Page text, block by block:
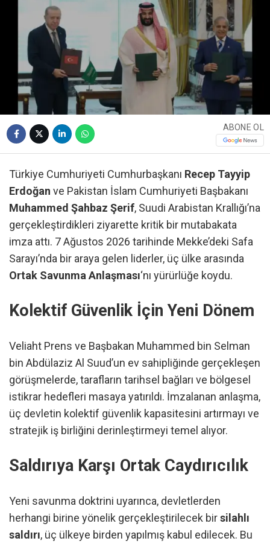
ABONE OL
Türkiye Cumhuriyeti Cumhurbaşkanı Recep Tayyip
Erdoğan ve Pakistan İslam Cumhuriyeti Başbakanı
Muhammed Şahbaz Şerif, Suudi Arabistan Krallığı’na
gerçekleştirdikleri ziyarette kritik bir mutabakata
imza attı. 7 Ağustos 2026 tarihinde Mekke’deki Safa
Sarayı’nda bir araya gelen liderler, üç ülke arasında
Ortak Savunma Anlaşması‘nı yürürlüğe koydu.
Kolektif Güvenlik İçin Yeni Dönem
Veliaht Prens ve Başbakan Muhammed bin Selman
bin Abdülaziz Al Suud’un ev sahipliğinde gerçekleşen
görüşmelerde, tarafların tarihsel bağları ve bölgesel
istikrar hedefleri masaya yatırıldı. İmzalanan anlaşma,
üç devletin kolektif güvenlik kapasitesini artırmayı ve
stratejik iş birliğini derinleştirmeyi temel alıyor.
Saldırıya Karşı Ortak Caydırıcılık
Yeni savunma doktrini uyarınca, devletlerden
herhangi birine yönelik gerçekleştirilecek birsilahlı
saldırı, üç ülkeye birden yapılmış kabul edilecek. Bu